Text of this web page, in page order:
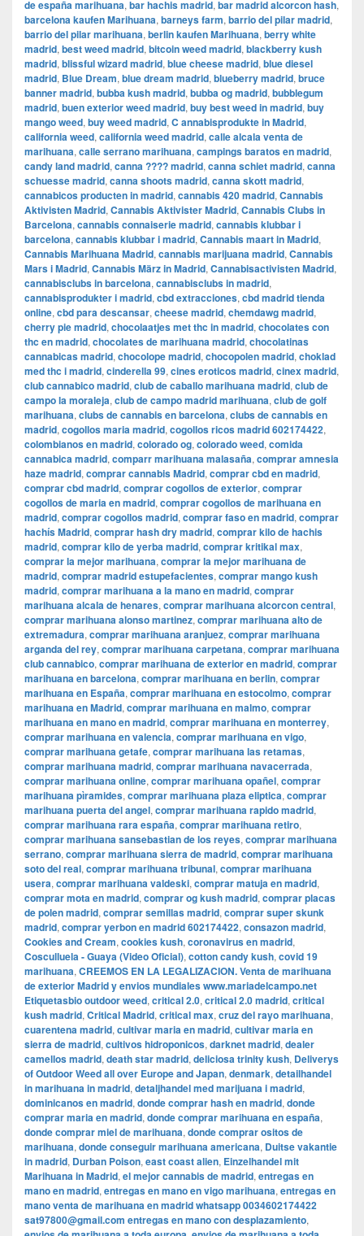
de españa marihuana, bar hachis madrid, bar madrid alcorcon hash,
barcelona kaufen Marihuana, barneys farm, barrio del pilar madrid,
barrio del pilar marihuana, berlin kaufen Marihuana, berry white
madrid, best weed madrid, bitcoin weed madrid, blackberry kush
madrid, blissful wizard madrid, blue cheese madrid, blue diesel
madrid, Blue Dream, blue dream madrid, blueberry madrid, bruce
banner madrid, bubba kush madrid, bubba og madrid, bubblegum
madrid, buen exterior weed madrid, buy best weed in madrid, buy
mango weed, buy weed madrid, C annabisprodukte in Madrid,
california weed, california weed madrid, calle alcala venta de
marihuana, calle serrano marihuana, campings baratos en madrid,
candy land madrid, canna ???? madrid, canna schiet madrid, canna
schuesse madrid, canna shoots madrid, canna skott madrid,
cannabicos producten in madrid, cannabis 420 madrid, Cannabis
Aktivisten Madrid, Cannabis Aktivister Madrid, Cannabis Clubs in
Barcelona, cannabis connaiserie madrid, cannabis klubbar i
barcelona, cannabis klubbar i madrid, Cannabis maart in Madrid,
Cannabis Marihuana Madrid, cannabis marijuana madrid, Cannabis
Mars i Madrid, Cannabis März in Madrid, Cannabisactivisten Madrid,
cannabisclubs in barcelona, cannabisclubs in madrid,
cannabisprodukter i madrid, cbd extracciones, cbd madrid tienda
online, cbd para descansar, cheese madrid, chemdawg madrid,
cherry pie madrid, chocolaatjes met thc in madrid, chocolates con
thc en madrid, chocolates de marihuana madrid, chocolatinas
cannabicas madrid, chocolope madrid, chocopolen madrid, choklad
med thc i madrid, cinderella 99, cines eroticos madrid, cinex madrid,
club cannabico madrid, club de caballo marihuana madrid, club de
campo la moraleja, club de campo madrid marihuana, club de golf
marihuana, clubs de cannabis en barcelona, clubs de cannabis en
madrid, cogollos maria madrid, cogollos ricos madrid 602174422,
colombianos en madrid, colorado og, colorado weed, comida
cannabica madrid, comparr marihuana malasaña, comprar amnesia
haze madrid, comprar cannabis Madrid, comprar cbd en madrid,
comprar cbd madrid, comprar cogollos de exterior, comprar
cogollos de maria en madrid, comprar cogollos de marihuana en
madrid, comprar cogollos madrid, comprar faso en madrid, comprar
hachís Madrid, comprar hash dry madrid, comprar kilo de hachis
madrid, comprar kilo de yerba madrid, comprar kritikal max,
comprar la mejor marihuana, comprar la mejor marihuana de
madrid, comprar madrid estupefacientes, comprar mango kush
madrid, comprar marihuana a la mano en madrid, comprar
marihuana alcala de henares, comprar marihuana alcorcon central,
comprar marihuana alonso martinez, comprar marihuana alto de
extremadura, comprar marihuana aranjuez, comprar marihuana
arganda del rey, comprar marihuana carpetana, comprar marihuana
club cannabico, comprar marihuana de exterior en madrid, comprar
marihuana en barcelona, comprar marihuana en berlin, comprar
marihuana en España, comprar marihuana en estocolmo, comprar
marihuana en Madrid, comprar marihuana en malmo, comprar
marihuana en mano en madrid, comprar marihuana en monterrey,
comprar marihuana en valencia, comprar marihuana en vigo,
comprar marihuana getafe, comprar marihuana las retamas,
comprar marihuana madrid, comprar marihuana navacerrada,
comprar marihuana online, comprar marihuana opañel, comprar
marihuana pìramides, comprar marihuana plaza eliptica, comprar
marihuana puerta del angel, comprar marihuana rapido madrid,
comprar marihuana rara españa, comprar marihuana retiro,
comprar marihuana sansebastian de los reyes, comprar marihuana
serrano, comprar marihuana sierra de madrid, comprar marihuana
soto del real, comprar marihuana tribunal, comprar marihuana
usera, comprar marihuana valdeski, comprar matuja en madrid,
comprar mota en madrid, comprar og kush madrid, comprar placas
de polen madrid, comprar semillas madrid, comprar super skunk
madrid, comprar yerbon en madrid 602174422, consazon madrid,
Cookies and Cream, cookies kush, coronavirus en madrid,
Cosculluela - Guaya (Video Oficial), cotton candy kush, covid 19
marihuana, CREEMOS EN LA LEGALIZACION. Venta de marihuana
de exterior Madrid y envios mundiales www.mariadelcampo.net
Etiquetasbio outdoor weed, critical 2.0, critical 2.0 madrid, critical
kush madrid, Critical Madrid, critical max, cruz del rayo marihuana,
cuarentena madrid, cultivar maria en madrid, cultivar maria en
sierra de madrid, cultivos hidroponicos, darknet madrid, dealer
camellos madrid, death star madrid, deliciosa trinity kush, Deliverys
of Outdoor Weed all over Europe and Japan, denmark, detailhandel
in marihuana in madrid, detaljhandel med marijuana i madrid,
dominicanos en madrid, donde comprar hash en madrid, donde
comprar maria en madrid, donde comprar marihuana en españa,
donde comprar miel de marihuana, donde comprar ositos de
marihuana, donde conseguir marihuana americana, Duitse vakantie
in madrid, Durban Poison, east coast alien, Einzelhandel mit
Marihuana in Madrid, el mejor cannabis de madrid, entregas en
mano en madrid, entregas en mano en vigo marihuana, entregas en
mano venta de marihuana en madrid whatsapp 0034602174422
sat97800@gmail.com entregas en mano con desplazamiento,